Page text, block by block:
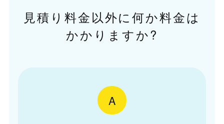
見積り料金以外に何か料金は
かかりますか?
A